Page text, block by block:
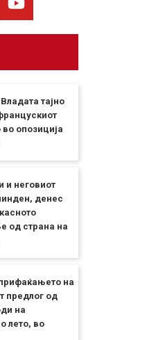
тајно
опозиција
и неговиот
денес
од страна на
на
предлог од
на
лето, во